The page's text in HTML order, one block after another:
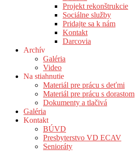
Projekt rekonštrukcie
Sociálne služby
Pridajte sa k nám
Kontakt
Darcovia
Archív
Galéria
Video
Na stiahnutie
Materiál pre prácu s deťmi
Materiál pre prácu s dorastom
Dokumenty a tlačivá
Galéria
Kontakt
BÚVD
Presbyterstvo VD ECAV
Senioráty